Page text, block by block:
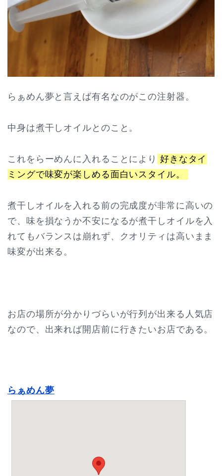
らぁめん夢と言えば有名なのがこの注射器。
中身は煮干しオイルとのこと。
これをらーめんに入れることにより 好きなタイ
ミングで味変が楽しめる面白いスタイル。
煮干しオイルを入れる前の完成度が非常に高いの
で、味を損なうか不安になるが煮干しオイルを入
れてもバランスは崩れず、クオリティは高いまま
味変が出来る。
お店の場所が分かりづらいが行列が出来る人気店
なので、出来れば開店前に行きたいお店である。
らぁめん夢